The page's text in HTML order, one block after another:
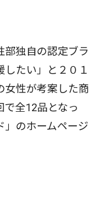
独自の認定ブラ
したい」と２０１
女性が考案した商
で全12品となっ
」のホームページ